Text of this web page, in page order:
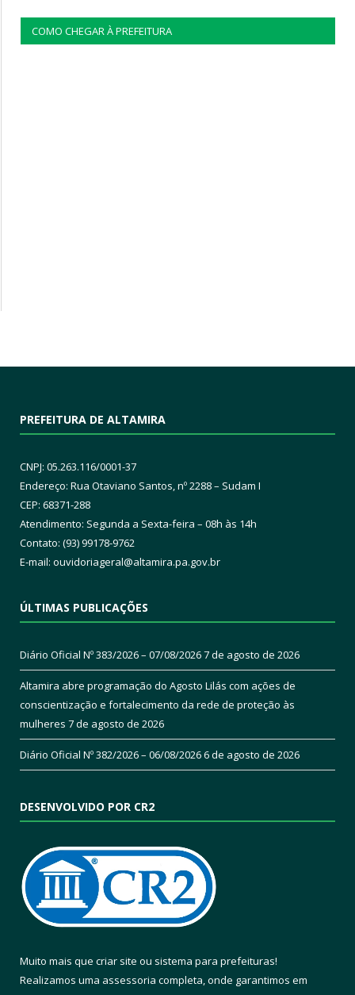
COMO CHEGAR À PREFEITURA
PREFEITURA DE ALTAMIRA
CNPJ: 05.263.116/0001-37
Endereço: Rua Otaviano Santos, nº 2288 – Sudam I
CEP: 68371-288
Atendimento: Segunda a Sexta-feira – 08h às 14h
Contato: (93) 99178-9762
E-mail: ouvidoriageral@altamira.pa.gov.br
ÚLTIMAS PUBLICAÇÕES
Diário Oficial Nº 383/2026 – 07/08/20267 de agosto de 2026
Altamira abre programação do Agosto Lilás com ações de
conscientização e fortalecimento da rede de proteção às
mulheres 7 de agosto de 2026
Diário Oficial Nº 382/2026 – 06/08/20266 de agosto de 2026
DESENVOLVIDO POR CR2
Muito mais que criar site ou sistema para prefeituras!
Realizamos uma assessoria completa, onde garantimos em